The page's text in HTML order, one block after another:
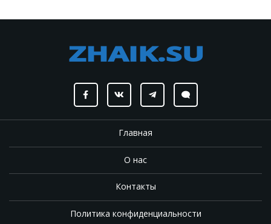
Главная
О нас
Контакты
Политика конфиденциальности